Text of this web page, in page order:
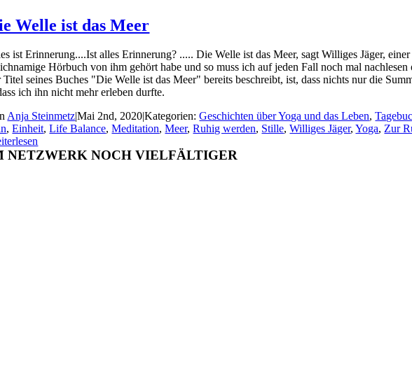
Welle ist das Meer
ist Erinnerung....Ist alles Erinnerung? ..... Die Welle ist das Meer, sagt Williges Jäger,
Hörbuch von ihm gehört habe und so muss ich auf jeden Fall noch mal
Titel seines Buches "Die Welle ist das Meer" bereits beschreibt, ist, dass nichts nur die
ich ihn nicht mehr erleben durfte.
Anja Steinmetz|Mai 2nd, 2020|Kategorien:Geschichten über Yoga und das Leben,
,Einheit,Life Balance,Meditation,Meer,Ruhig werden, Stille,Williges Jäger,Yoga,Zur
NETZWERK NOCH VIELFÄLTIGER